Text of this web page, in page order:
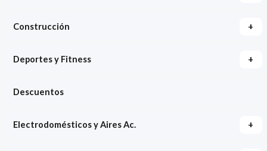
Construcción +
Deportes y Fitness +
Descuentos
Electrodomésticos y Aires Ac. +